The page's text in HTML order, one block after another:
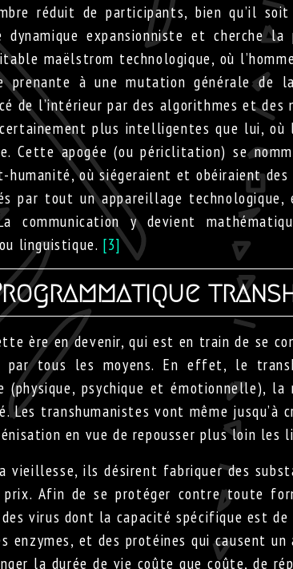
réduit de participants, bien qu’il
dynamique expansionniste et cherche la
maëlstrom technologique, où
prenante à une mutation générale de
de l’intérieur par des algorithmes et des
plus intelligentes que lui,
Cette apogée (ou périclitation) se
où siégeraient et obéiraient des
par tout un appareillage
communication y devient
linguistique. [3]
ère en devenir, qui est en train de se
par tous les moyens. En effet, le
(physique, psychique et émotionnelle),
transhumanistes vont même jusqu’à
en vue de repousser plus loin les
ils désirent fabriquer des
Afin de se protéger contre toute
virus dont la capacité spécifique est
enzymes, et des protéines qui causent
la durée de vie coûte que coûte, de